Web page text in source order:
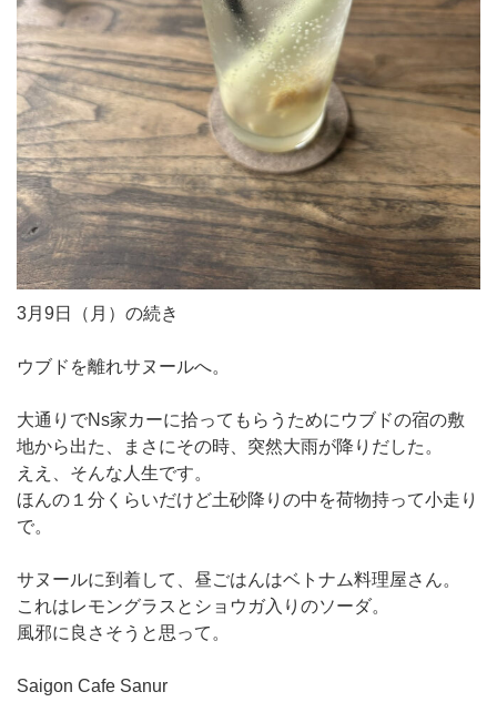
3月9日（月）の続き
ウブドを離れサヌールへ。
大通りでNs家カーに拾ってもらうためにウブドの宿の敷
地から出た、まさにその時、突然大雨が降りだした。
ええ、そんな人生です。
ほんの１分くらいだけど土砂降りの中を荷物持って小走り
で。
サヌールに到着して、昼ごはんはベトナム料理屋さん。
これはレモングラスとショウガ入りのソーダ。
風邪に良さそうと思って。
Saigon Cafe Sanur